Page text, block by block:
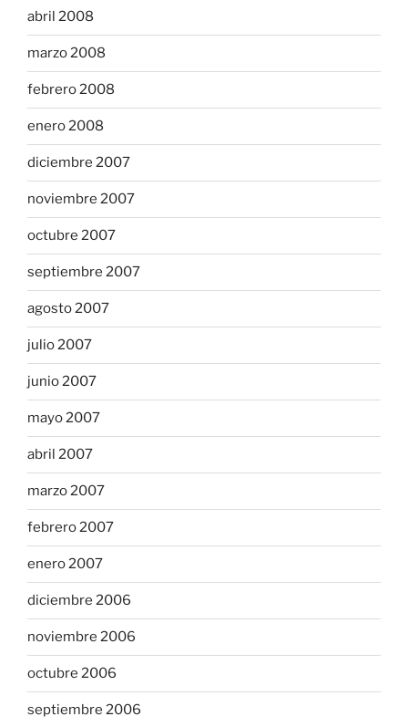
abril 2008
marzo 2008
febrero 2008
enero 2008
diciembre 2007
noviembre 2007
octubre 2007
septiembre 2007
agosto 2007
julio 2007
junio 2007
mayo 2007
abril 2007
marzo 2007
febrero 2007
enero 2007
diciembre 2006
noviembre 2006
octubre 2006
septiembre 2006